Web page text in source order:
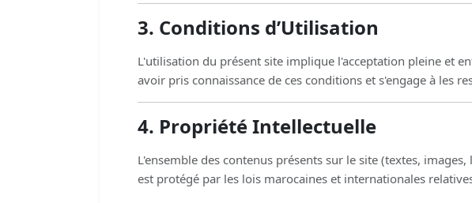
3. Conditions d’Utilisation
L'utilisation du présent site implique l'acceptation pleine et
avoir pris connaissance de ces conditions et s'engage à les
4. Propriété Intellectuelle
L'ensemble des contenus présents sur le site (textes,
est protégé par les lois marocaines et internationales